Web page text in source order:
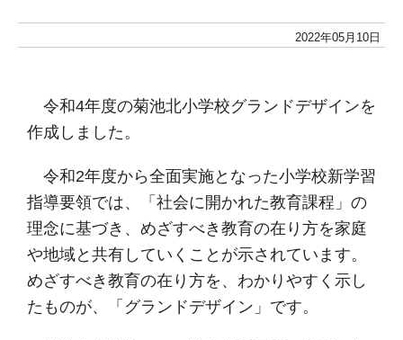
2022年05月10日
令和4年度の菊池北小学校グランドデザインを
作成しました。
令和2年度から全面実施となった小学校新学習
指導要領では、「社会に開かれた教育課程」の
理念に基づき、めざすべき教育の在り方を家庭
や地域と共有していくことが示されています。
めざすべき教育の在り方を、わかりやすく示し
たものが、「グランドデザイン」です。